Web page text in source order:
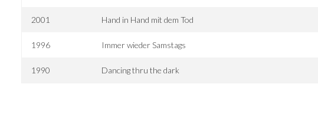
2001 Hand in Hand mit dem Tod
1996 Immer wieder Samstags
1990 Dancing thru the dark